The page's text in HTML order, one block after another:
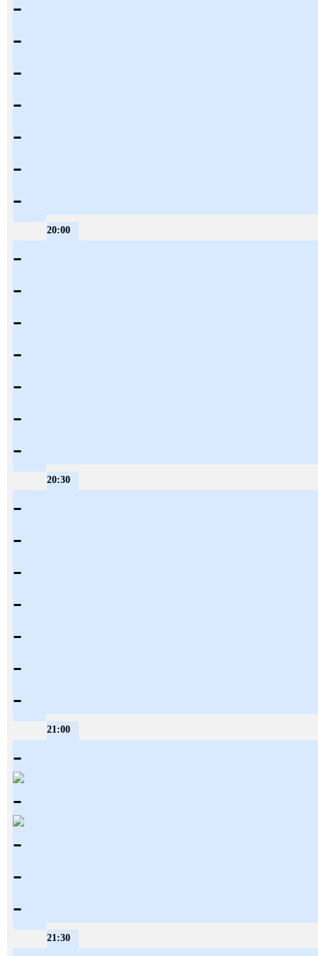
-
-
-
-
-
-
-
20:00
-
-
-
-
-
-
-
20:30
-
-
-
-
-
-
-
21:00
-
-
-
-
-
21:30